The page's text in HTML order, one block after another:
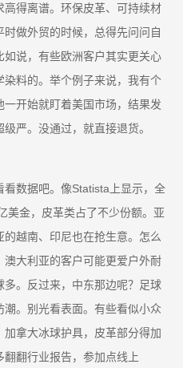
得离谱。环保皮革、可持续材
做外贸的时候，总得先问问自
说，有些欧洲客户其实更关心
料的。举个例子来说，我有个
开始就盯着美国市场，结果发
严。没通过，就直接退货。
数据吧。像Statista上显示，全
美金，皮革类占了不少份额。亚
越南、印尼也在抢生意。怎么
大利亚的客户可能更爱户外耐
。反过来，中东那边呢？足球
。别光看表面。有些看似小众
拿大冰球护具，皮革部分得加
翻行业报告，参加点线上